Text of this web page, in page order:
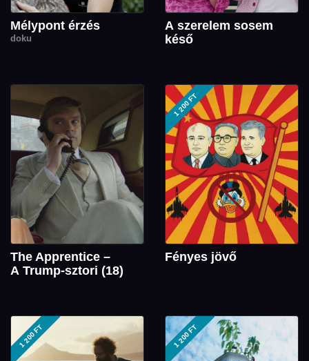
Mélypont érzés
doku
A szerelem sosem
késő
The Apprentice –
A Trump-sztori (18)
1 200 FT
Fényes jövő
1 200 FT 1 200 FT